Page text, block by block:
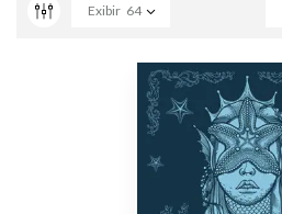
Exibir 64